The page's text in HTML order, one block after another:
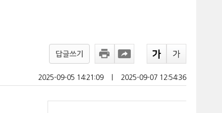
답글쓰기
2025-09-05 14:21:09 2025-09-07 12:54:36